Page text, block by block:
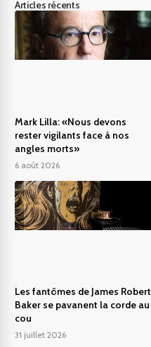
Articles récents
Mark Lilla: «Nous devons
rester vigilants face à nos
angles morts»
6 août 2026
Les fantômes de James Robert
Baker se pavanent la corde au
cou
31 juillet 2026